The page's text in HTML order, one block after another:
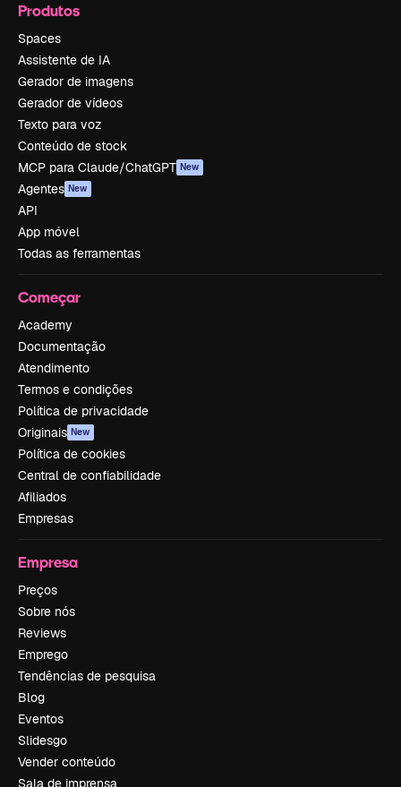
Produtos
Spaces
Assistente de IA
Gerador de imagens
Gerador de vídeos
Texto para voz
Conteúdo de stock
MCP para Claude/ChatGPT New
Agentes New
API
App móvel
Todas as ferramentas
Começar
Academy
Documentação
Atendimento
Termos e condições
Política de privacidade
Originais New
Política de cookies
Central de confiabilidade
Afiliados
Empresas
Empresa
Preços
Sobre nós
Reviews
Emprego
Tendências de pesquisa
Blog
Eventos
Slidesgo
Vender conteúdo
Sala de imprensa